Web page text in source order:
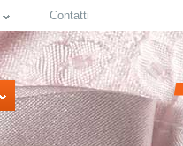
Contatti